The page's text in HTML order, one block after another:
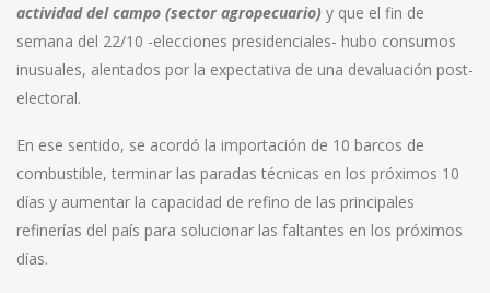
actividad del campo (sector agropecuario) y que el fin de
semana del 22/10 -elecciones presidenciales- hubo consumos
inusuales, alentados por la expectativa de una devaluación post-
electoral.
En ese sentido, se acordó la importación de 10 barcos de
combustible, terminar las paradas técnicas en los próximos 10
días y aumentar la capacidad de refino de las principales
refinerías del país para solucionar las faltantes en los próximos
días.